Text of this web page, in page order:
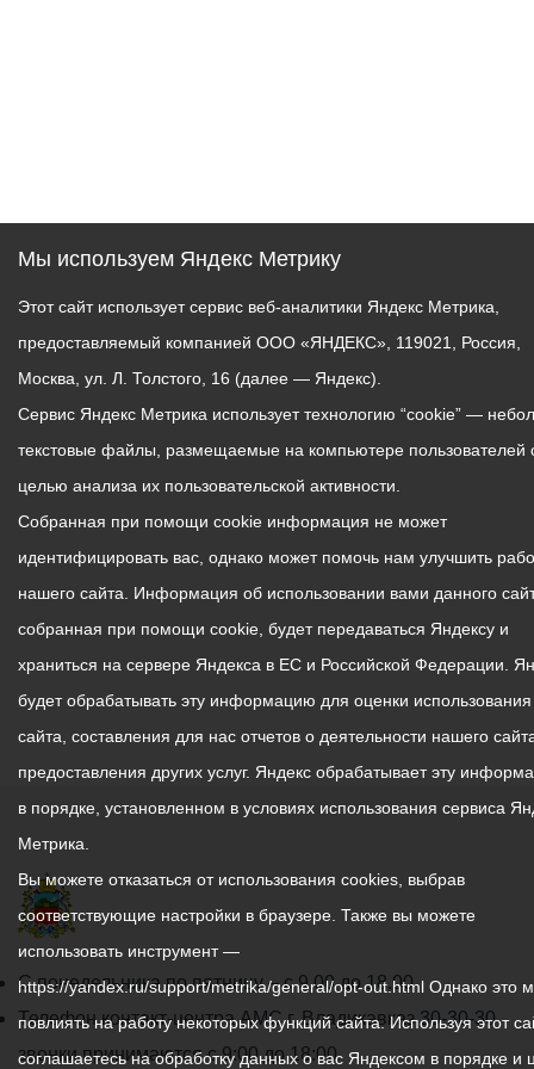
График
работы
администрации
С понедельника по пятницу – с 9.00 до 18.00
Телефон контакт-центра АМС г. Владикавказ30-30-30
звонки принимаются с 9:00 до 18:00
Мы используем Яндекс Метрику
Этот сайт использует сервис веб-аналитики Яндекс Метрика,
предоставляемый компанией ООО «ЯНДЕКС», 119021, Россия,
Москва, ул. Л. Толстого, 16 (далее — Яндекс).
Сервис Яндекс Метрика использует технологию “cookie” —
текстовые файлы, размещаемые на компьютере пользователей
целью анализа их пользовательской активности.
Собранная при помощи cookie информация не может
идентифицировать вас, однако может помочь нам улучшить
нашего сайта. Информация об использовании вами данного
собранная при помощи cookie, будет передаваться Яндексу и
храниться на сервере Яндекса в ЕС и Российской Федерации.
будет обрабатывать эту информацию для оценки
сайта, составления для нас отчетов о деятельности нашего
предоставления других услуг. Яндекс обрабатывает эту
в порядке, установленном в условиях использования сервиса
Метрика.
Вы можете отказаться от использования cookies, выбрав
соответствующие настройки в браузере. Также вы можете
использовать инструмент —
https://yandex.ru/support/metrika/general/opt-out.html Однако это
повлиять на работу некоторых функций сайта. Используя этот
соглашаетесь на обработку данных о вас Яндексом в порядке и